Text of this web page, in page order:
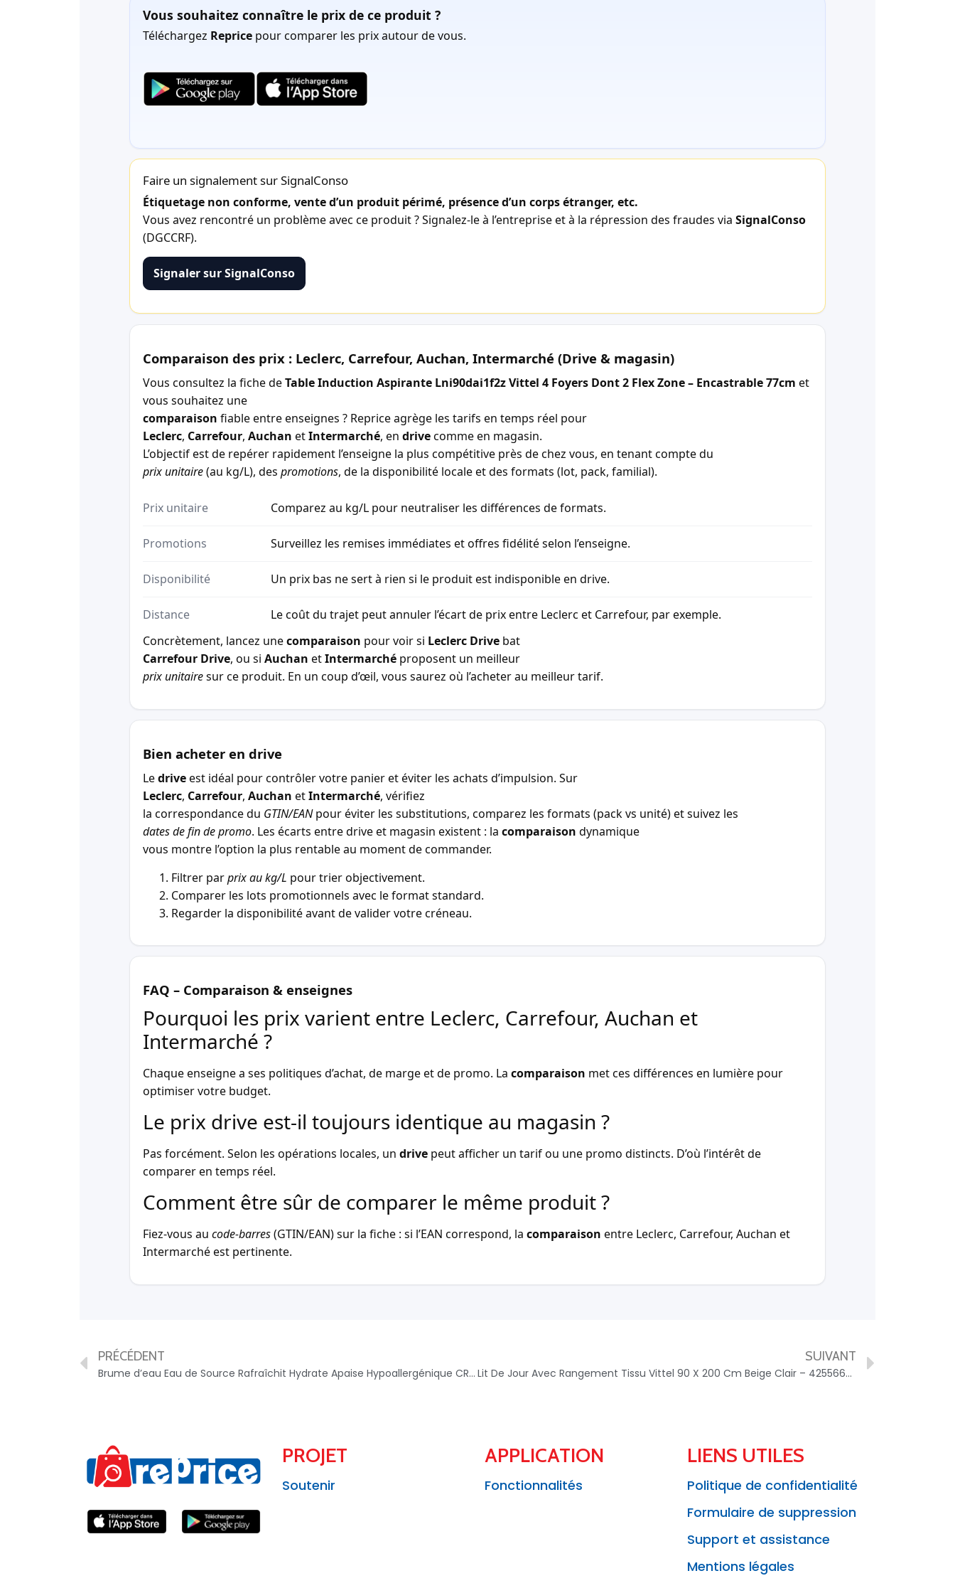
Vous souhaitez connaître le prix de ce produit ?
Téléchargez Reprice pour comparer les prix autour de vous.
Faire un signalement sur SignalConso
Étiquetage non conforme, vente d’un produit périmé, présence d’un corps étranger, etc.
Vous avez rencontré un problème avec ce produit ? Signalez-le à l’entreprise et à la répression des fraudes via SignalConso
(DGCCRF).
Signaler sur SignalConso
Comparaison des prix : Leclerc, Carrefour, Auchan, Intermarché (Drive & magasin)
Vous consultez la fiche deTable Induction Aspirante Lni90dai1f2z Vittel 4 Foyers Dont 2 Flex Zone – Encastrable 77cm et
vous souhaitez une
comparaison fiable entre enseignes ? Reprice agrège les tarifs en temps réel pour
Leclerc, Carrefour, Auchan etIntermarché, en drivecomme en magasin.
L’objectif est de repérer rapidement l’enseigne la plus compétitive près de chez vous, en tenant compte du
prix unitaire(au kg/L), des promotions, de la disponibilité locale et des formats (lot, pack, familial).
Prix unitaire Comparez au kg/L pour neutraliser les différences de formats.
Promotions Surveillez les remises immédiates et offres fidélité selon l’enseigne.
Disponibilité Un prix bas ne sert à rien si le produit est indisponible en drive.
Distance
Le coût du trajet peut annuler l’écart de prix entre Leclerc et Carrefour, par exemple.
Concrètement, lancez unecomparaison pour voir si Leclerc Drive bat
Carrefour Drive, ou si Auchan etIntermarché proposent un meilleur
prix unitairesur ce produit. En un coup d’œil, vous saurez où l’acheter au meilleur tarif.
Bien acheter en drive
Ledriveest idéal pour contrôler votre panier et éviter les achats d’impulsion. Sur
Leclerc, Carrefour, Auchan etIntermarché, vérifiez
la correspondance du GTIN/EANpour éviter les substitutions, comparez les formats (pack vs unité) et suivez les
dates de fin de promo. Les écarts entre drive et magasin existent : la comparaison dynamique
vous montre l’option la plus rentable au moment de commander.
Filtrer parprix au kg/L pour trier objectivement.
Comparer les lots promotionnels avec le format standard.
Regarder la disponibilité avant de valider votre créneau.
FAQ – Comparaison & enseignes
Pourquoi les prix varient entre Leclerc, Carrefour, Auchan et
Intermarché ?
Chaque enseigne a ses politiques d’achat, de marge et de promo. La comparaison met ces différences en lumière pour
optimiser votre budget.
Le prix drive est-il toujours identique au magasin ?
Pas forcément. Selon les opérations locales, un drive peut afficher un tarif ou une promo distincts. D’où l’intérêt de
comparer en temps réel.
Comment être sûr de comparer le même produit ?
Fiez-vous au code-barres(GTIN/EAN) sur la fiche : si l’EAN correspond, la comparaison entre Leclerc, Carrefour, Auchan et
Intermarché est pertinente.
PRÉCÉDENT
Brume d’eau Eau de Source Rafraîchit Hydrate Apaise Hypoallergénique CRISTALINE – 3254381049043
SUIVANT
Lit De Jour Avec Rangement Tissu Vittel 90 X 200 Cm Beige Clair – 4255664836342
PROJET
Soutenir
APPLICATION
Fonctionnalités
LIENS UTILES
Politique de confidentialité
Formulaire de suppression
Support et assistance
Mentions légales